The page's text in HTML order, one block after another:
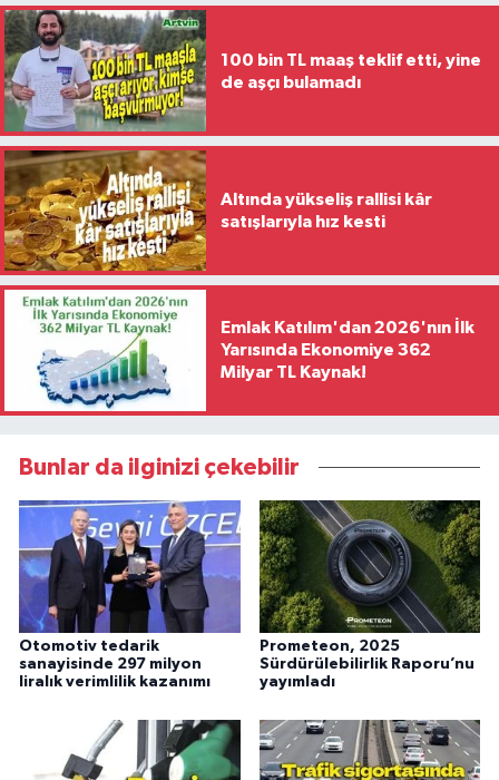
100 bin TL maaş teklif etti, yine
de aşçı bulamadı
Altında yükseliş rallisi kâr
satışlarıyla hız kesti
Emlak Katılım'dan 2026'nın İlk
Yarısında Ekonomiye 362
Milyar TL Kaynak!
Bunlar da ilginizi çekebilir
Otomotiv tedarik
sanayisinde 297 milyon
liralık verimlilik kazanımı
Prometeon, 2025
Sürdürülebilirlik Raporu’nu
yayımladı